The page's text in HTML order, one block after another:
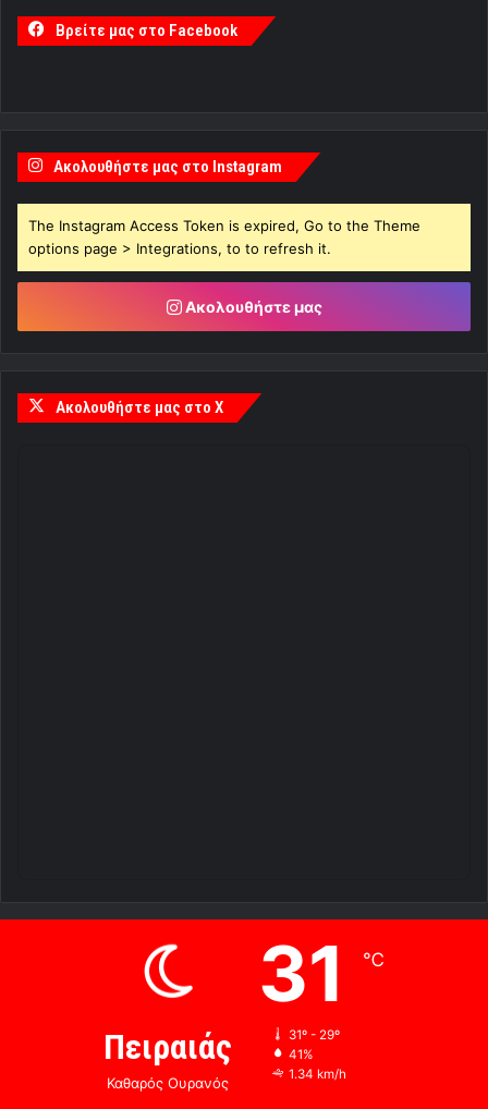
Βρείτε μας στο Facebook
Ακολουθήστε μας στο Instagram
The Instagram Access Token is expired, Go to the Theme
options page > Integrations, to to refresh it.
Ακολουθήστε μας
Ακολουθήστε μας στο X
Πειραιάς
Καθαρός Ουρανός
31 ℃
31º - 29º
41%
1.34 km/h